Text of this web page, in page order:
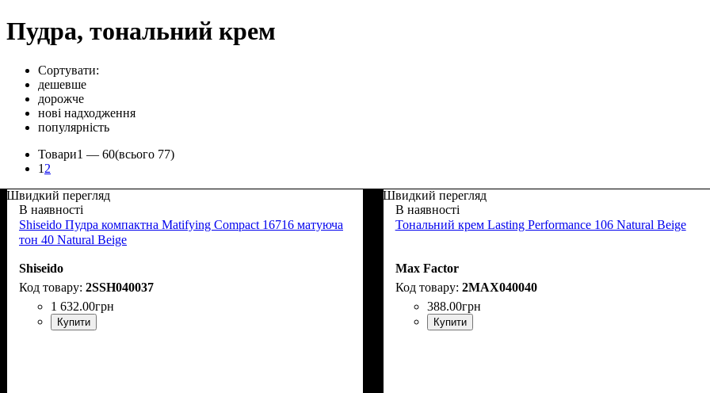
Пудра, тональний крем
Сортувати:
дешевше
дорожче
нові надходження
популярність
Товари1 — 60(всього 77)
1 2
Швидкий перегляд
В наявності
Shiseido Пудра компактна Matifying Compact 16716 матуюча
тон 40 Natural Beige
Shiseido
2SSH040037
1 632.00грн
Купити
Швидкий перегляд
В наявності
Тональний крем Lasting Performance 106 Natural Beige
Max Factor
2MAX040040
388.00грн
Купити